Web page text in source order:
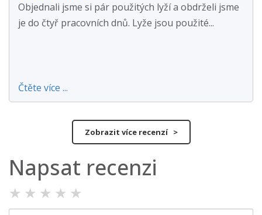
Objednali jsme si pár použitých lyží a obdrželi jsme
je do čtyř pracovních dnů. Lyže jsou použité...
Čtěte více ...
Zobrazit více recenzí >
Napsat recenzi
★ ★ ★ ★ ★